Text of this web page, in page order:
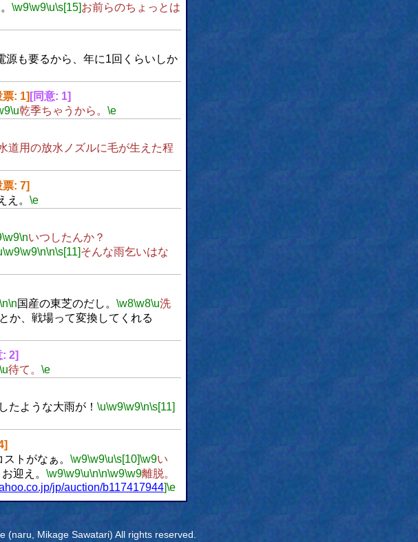
\w9\w9\u\s[15]お前らのちょっとは
源も要るから、年に1回くらいしか
票: 1] [同意: 1]
\u乾季ちゃうから。 \e
道用の放水ノズルに毛が生えた程
票: 7]
え。 \e
\w9\nいつしたんか？
\w9\w9\n\n\s[11]そんな雨乞いはな
\n国産の東芝のだし。 \w8\w8\u洗
か、戦場って変換してくれる
: 2]
待て。 \e
たような大雨が！ \u\w9\w9\n\s[11]
トがなぁ。 \w9\w9\u\s[10]\w9い
迎え。 \w9\w9\u\n\n\w9\w9離脱。
jp/auction/b117417944]\e
(naru, Mikage Sawatari) All rights reserved.